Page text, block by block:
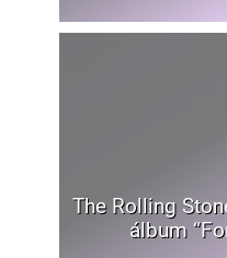
The Rolling
álbum